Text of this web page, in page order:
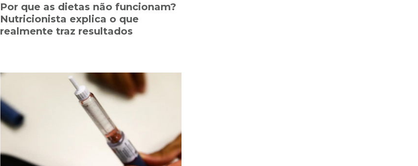
Por que as dietas não funcionam?
Nutricionista explica o que
realmente traz resultados